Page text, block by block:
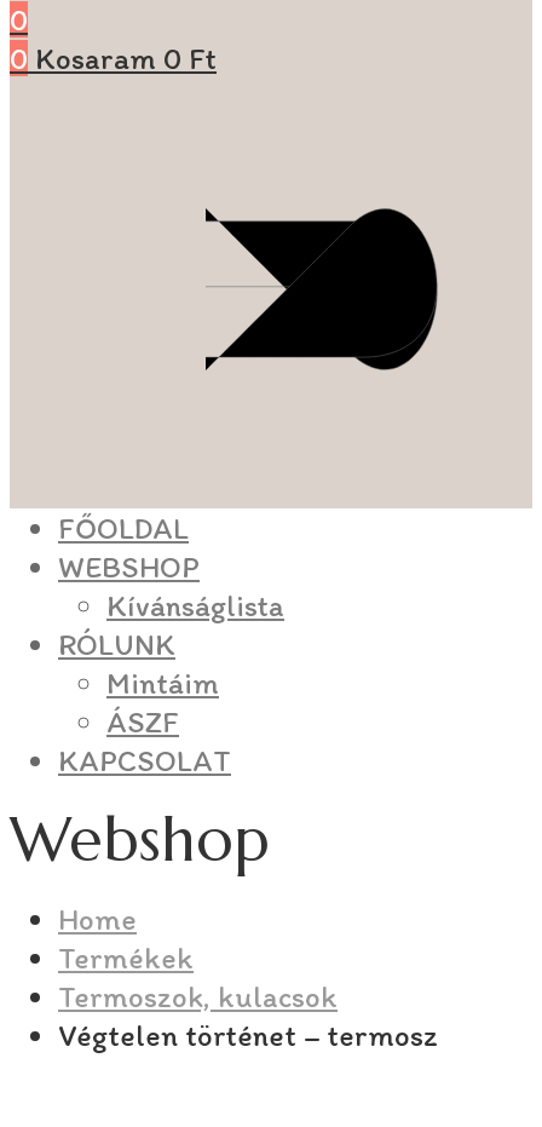
0
0 Kosaram 0 Ft
FŐOLDAL
WEBSHOP
Kívánságlista
RÓLUNK
Mintáim
ÁSZF
KAPCSOLAT
Webshop
Home
Termékek
Termoszok, kulacsok
Végtelen történet – termosz